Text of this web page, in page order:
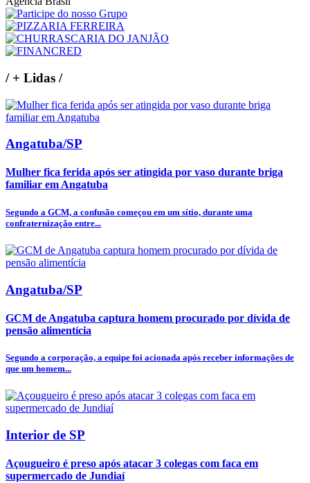
/+ Lidas /
Angatuba/SP
Mulher fica ferida após ser atingida por vaso durante briga
familiar em Angatuba
Segundo a GCM, a confusão começou em um sítio, durante uma
confraternização entre...
Angatuba/SP
GCM de Angatuba captura homem procurado por dívida de
pensão alimentícia
Segundo a corporação, a equipe foi acionada após receber informações de
que um homem...
Interior de SP
Açougueiro é preso após atacar 3 colegas com faca em
supermercado de Jundiaí